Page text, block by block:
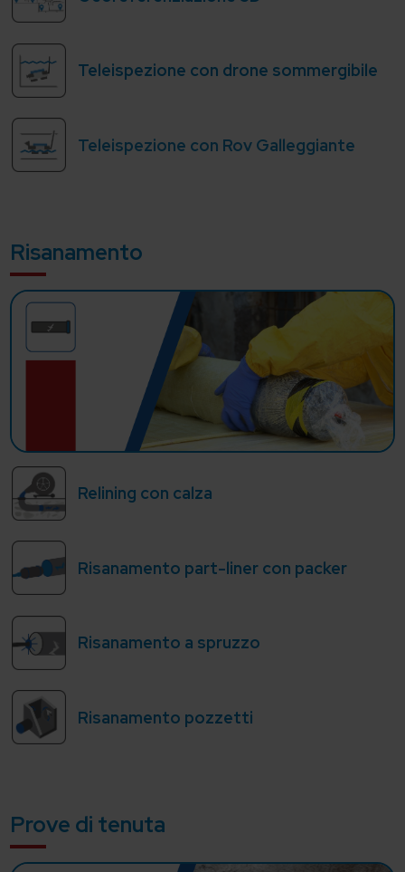
Teleispezione con drone sommergibile
Teleispezione con Rov Galleggiante
Risanamento
Relining con calza
Risanamento part-liner con packer
Risanamento a spruzzo
Risanamento pozzetti
Prove di tenuta